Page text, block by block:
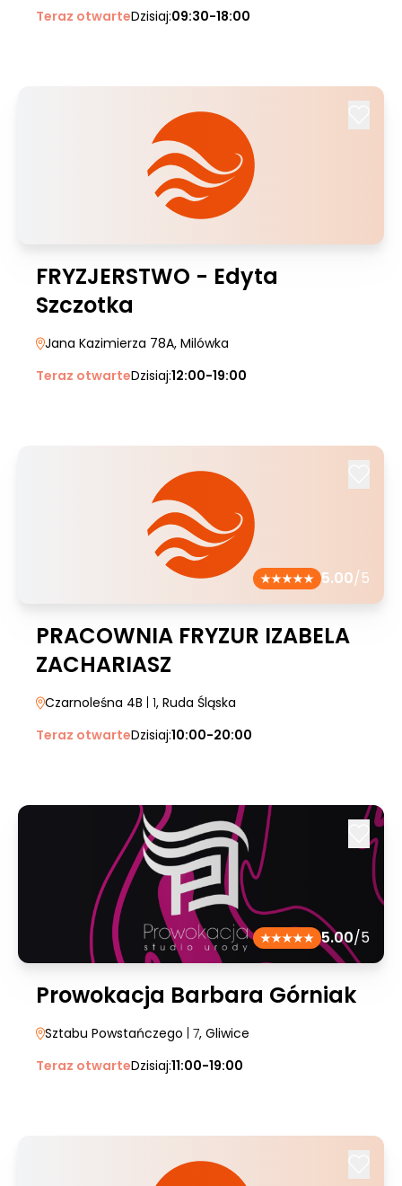
Teraz otwarteDzisiaj:09:30-18:00
FRYZJERSTWO - Edyta
Szczotka
Jana Kazimierza 78A, Milówka
Teraz otwarteDzisiaj:12:00-19:00
5.00/5
PRACOWNIA FRYZUR IZABELA
ZACHARIASZ
Czarnoleśna 4B | 1, Ruda Śląska
Teraz otwarteDzisiaj:10:00-20:00
5.00/5
Prowokacja Barbara Górniak
Sztabu Powstańczego | 7, Gliwice
Teraz otwarteDzisiaj:11:00-19:00